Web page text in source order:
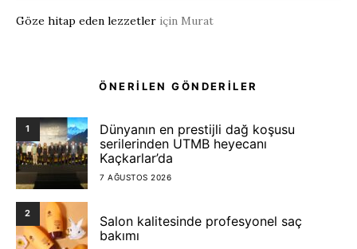
Göze hitap eden lezzetler için Murat
ÖNERİLEN GÖNDERİLER
1
Dünyanın en prestijli dağ koşusu
serilerinden UTMB heyecanı
Kaçkarlar’da
7 AĞUSTOS 2026
2
Salon kalitesinde profesyonel saç
bakımı